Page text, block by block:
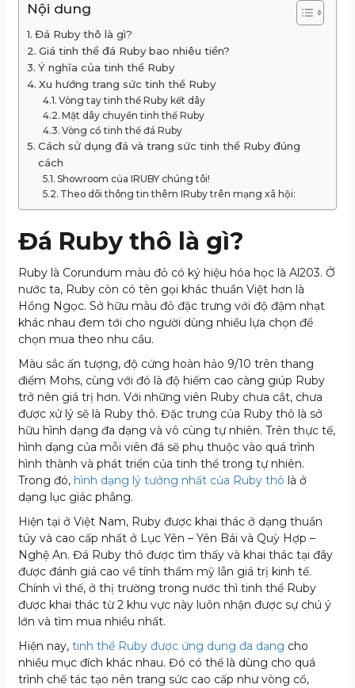
Nội dung
Đá Ruby thô là gì?
Giá tinh thể đá Ruby bao nhiêu tiền?
Ý nghĩa của tinh thể Ruby
Xu hướng trang sức tinh thể Ruby
Vòng tay tinh thể Ruby kết dây
Mặt dây chuyền tinh thể Ruby
Vòng cổ tinh thể đá Ruby
Cách sử dụng đá và trang sức tinh thể Ruby đúng
cách
Showroom của IRUBY chúng tôi!
Theo dõi thông tin thêm IRuby trên mạng xã hội:
Đá Ruby thô là gì?
Ruby là Corundum màu đỏ có ký hiệu hóa học là Al203. Ở
nước ta, Ruby còn có tên gọi khác thuần Việt hơn là
Hồng Ngọc. Sở hữu màu đỏ đặc trưng với độ đậm nhạt
khác nhau đem tới cho người dùng nhiều lựa chọn để
chọn mua theo nhu cầu.
Màu sắc ấn tượng, độ cứng hoàn hảo 9/10 trên thang
điểm Mohs, cùng với đó là độ hiếm cao càng giúp Ruby
trở nên giá trị hơn. Với những viên Ruby chưa cắt, chưa
được xử lý sẽ là Ruby thô. Đặc trưng của Ruby thô là sở
hữu hình dạng đa dạng và vô cùng tự nhiên. Trên thực tế,
hình dạng của mỗi viên đá sẽ phụ thuộc vào quá trình
hình thành và phát triển của tinh thể trong tự nhiên.
Trong đó, hình dạng lý tưởng nhất của Ruby thô là ở
dạng lục giác phẳng.
Hiện tại ở Việt Nam, Ruby được khai thác ở dạng thuần
túy và cao cấp nhất ở Lục Yên – Yên Bái và Quỳ Hợp –
Nghệ An. Đá Ruby thô được tìm thấy và khai thác tại đây
được đánh giá cao về tính thẩm mỹ lẫn giá trị kinh tế.
Chính vì thế, ở thị trường trong nước thì tinh thể Ruby
được khai thác từ 2 khu vực này luôn nhận được sự chú ý
lớn và tìm mua nhiều nhất.
Hiện nay, tinh thể Ruby được ứng dụng đa dạng cho
nhiều mục đích khác nhau. Đó có thể là dùng cho quá
trình chế tác tạo nên trang sức cao cấp như vòng cổ,